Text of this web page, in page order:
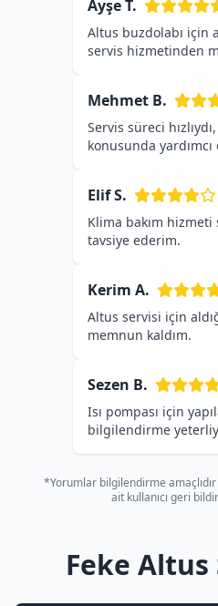
Ayşe T.
Altus buzdolabı için
servis hizmetinden
Mehmet B.
Servis süreci
konusunda yardımcı
Elif S.
Klima bakım hizmeti
tavsiye ederim.
Kerim A.
Altus servisi için
memnun kaldım.
Sezen B.
Isı pompası için
bilgilendirme
*Yorumlar bilgilendirme
ait kullanıcı geri
Feke